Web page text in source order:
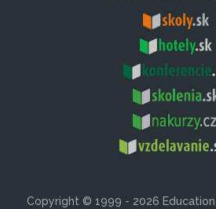
Copyright © 1999 - 2026 Education